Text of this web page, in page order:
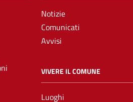
Notizie
Comunicati
Avvisi
VIVERE IL COMUNE
Luoghi